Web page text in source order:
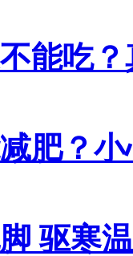
能吃
肥？
驱寒